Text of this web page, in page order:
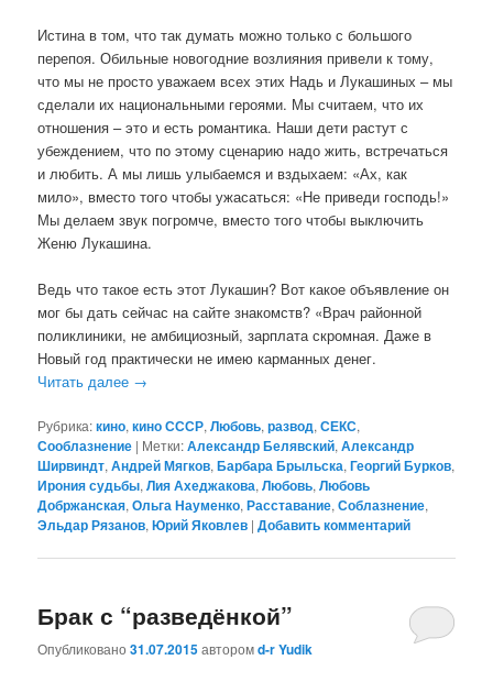
Истина в том, что так думать можно только с большого
перепоя. Обильные новогодние возлияния привели к тому,
что мы не просто уважаем всех этих Надь и Лукашиных – мы
сделали их национальными героями. Мы считаем, что их
отношения – это и есть романтика. Наши дети растут с
убеждением, что по этому сценарию надо жить, встречаться
и любить. А мы лишь улыбаемся и вздыхаем: «Ах, как
мило», вместо того чтобы ужасаться: «Не приведи господь!»
Мы делаем звук погромче, вместо того чтобы выключить
Женю Лукашина.
Ведь что такое есть этот Лукашин? Вот какое объявление он
мог бы дать сейчас на сайте знакомств? «Врач районной
поликлиники, не амбициозный, зарплата скромная. Даже в
Новый год практически не имею карманных денег.
Читать далее →
Рубрика:кино,кино СССР,Любовь,развод,СЕКС,
Сооблазнение | Метки:Александр Белявский,Александр
Ширвиндт,Андрей Мягков,Барбара Брыльска,Георгий Бурков,
Ирония судьбы,Лия Ахеджакова,Любовь,Любовь
Добржанская,Ольга Науменко,Расставание,Соблазнение,
Эльдар Рязанов,Юрий Яковлев |Добавить комментарий
Брак с “разведёнкой”
Опубликовано31.07.2015авторомd-r Yudik